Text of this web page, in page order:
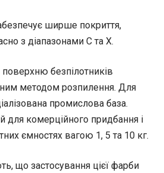
ширше покриття,
з діапазонами C та X.
безпілотників
методом розпилення. Для
промислова база.
для комерційного придбання і
ємностях вагою 1, 5 та 10 кг.
що застосування цієї фарби